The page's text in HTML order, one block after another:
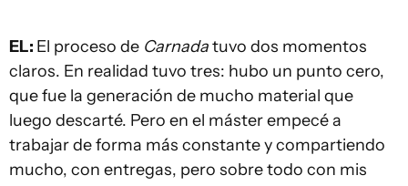
EL: El proceso de Carnadatuvo dos momentos
claros. En realidad tuvo tres: hubo un punto cero,
que fue la generación de mucho material que
luego descarté. Pero en el máster empecé a
trabajar de forma más constante y compartiendo
mucho, con entregas, pero sobre todo con mis